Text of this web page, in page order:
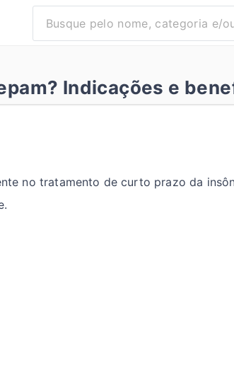
Indicações e
no tratamento de curto prazo da